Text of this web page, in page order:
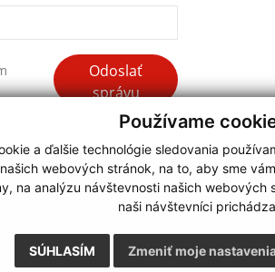
Používame
a ďalšie technológie sledovania
webových stránok, na to, aby sme
na analýzu návštevnosti našich webových
naši návštevníci
SÚHLASÍM Zmeniť moje
Odoslať
správu
webdesign|